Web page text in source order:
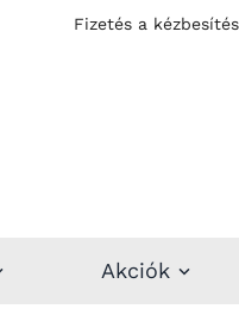
Fizetés a
Akciók